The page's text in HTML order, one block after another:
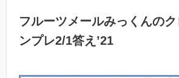
フルーツメールみっくんの
ンプレ2/1答え’21